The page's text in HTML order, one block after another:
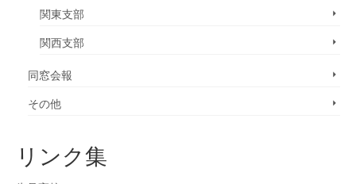
関東支部
関西支部
同窓会報
その他
リンク集